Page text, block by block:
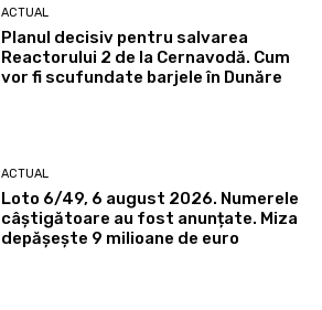
ACTUAL
Planul decisiv pentru salvarea
Reactorului 2 de la Cernavodă. Cum
vor fi scufundate barjele în Dunăre
ACTUAL
Loto 6/49, 6 august 2026. Numerele
câștigătoare au fost anunțate. Miza
depășește 9 milioane de euro